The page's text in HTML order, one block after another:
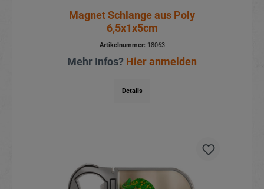
Magnet Schlange aus Poly
6,5x1x5cm
Artikelnummer:18063
Mehr Infos? Hier anmelden
Details